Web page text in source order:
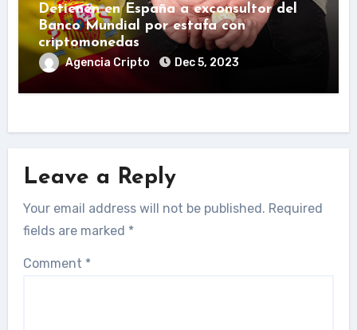
Detienen en España a exconsultor del
Banco Mundial por estafa con
criptomonedas
Agencia Cripto Dec 5, 2023
Leave a Reply
Your email address will not be published. Required
fields are marked *
Comment *